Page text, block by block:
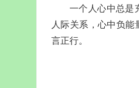
一个人心中总是
人际关系，心中负
言正行。